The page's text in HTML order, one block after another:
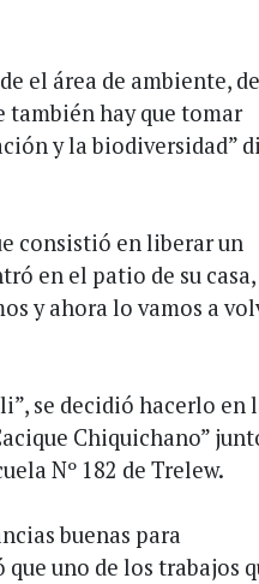
el área de ambiente,
también hay que tomar
y la biodiversidad”
consistió en liberar un
en el patio de su casa,
y ahora lo vamos a
se decidió hacerlo en
Chiquichano”
Nº 182 de Trelew.
buenas para
uno de los trabajos